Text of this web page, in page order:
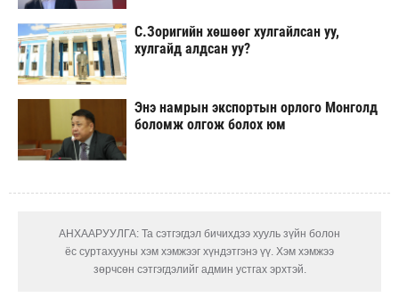
С.Зоригийн хөшөөг хулгайлсан уу,
хулгайд алдсан уу?
Энэ намрын экспортын орлого Монголд
боломж олгож болох юм
АНХААРУУЛГА: Та сэтгэгдэл бичихдээ хууль зүйн болон
ёс суртахууны хэм хэмжээг хүндэтгэнэ үү. Хэм хэмжээ
зөрчсөн сэтгэгдэлийг админ устгах эрхтэй.